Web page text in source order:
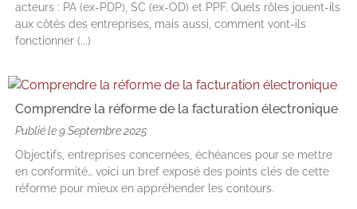
acteurs : PA (ex-PDP), SC (ex-OD) et PPF. Quels rôles jouent-ils
aux côtés des entreprises, mais aussi, comment vont-ils
fonctionner (...)
Comprendre la réforme de la facturation électronique
Publié le9 Septembre 2025
Objectifs, entreprises concernées, échéances pour se mettre
en conformité… voici un bref exposé des points clés de cette
réforme pour mieux en appréhender les contours.